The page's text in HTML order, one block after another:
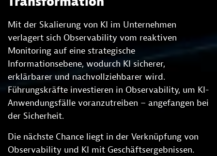
Mit der Skalierung von KI im Unternehmen
verlagert sich Observability vom reaktiven
Monitoring auf eine strategische
Informationsebene, wodurch KI sicherer,
erklärbarer und nachvollziehbarer wird.
Führungskräfte investieren in Observability, um KI-
Anwendungsfälle voranzutreiben – angefangen bei
der Sicherheit.
Die nächste Chance liegt in der Verknüpfung von
Observability und KI mit Geschäftsergebnissen.